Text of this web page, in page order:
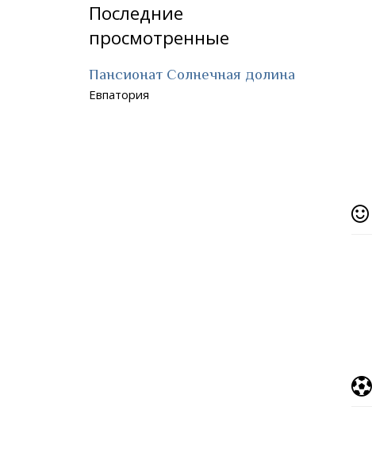
Последние
просмотренные
Пансионат Солнечная долина
Евпатория